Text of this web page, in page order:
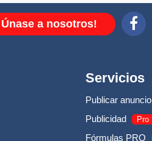
Únase a nosotros!
Servicios
Publicar anuncio
Publicidad
Pro
Fórmulas PRO